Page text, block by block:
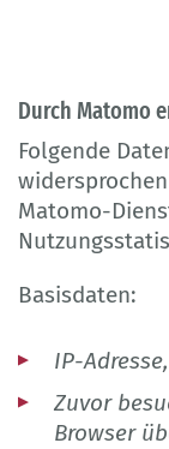
Durch Matomo
Folgende
Matomo-
Basisdaten:
IP-
Zuvor
Browser